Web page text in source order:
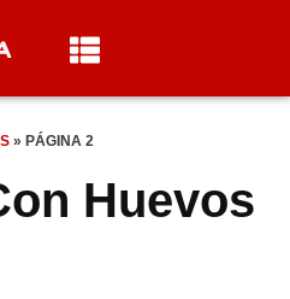
» PÁGINA 2
Huevos